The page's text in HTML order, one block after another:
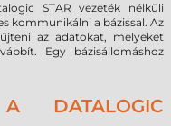
STAR vezeték nélküli
kommunikálni a bázissal. Az
az adatokat, melyeket
Egy bázisállomáshoz
DATALOGIC